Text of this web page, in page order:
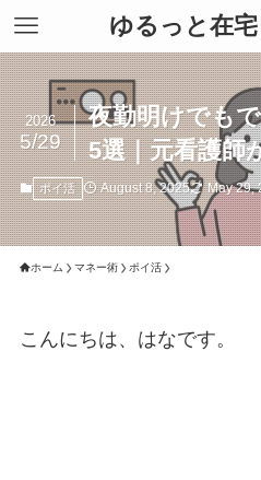
ゆるっと在
夜勤明けでも
5選｜元看護師
2026
5/29
ポイ活 August 8, 2025 May 29,
ホーム マネー術 ポイ活
こんにちは、はなです。